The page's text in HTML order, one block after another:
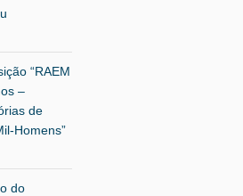
“RAEM
–
de
Homens”
do